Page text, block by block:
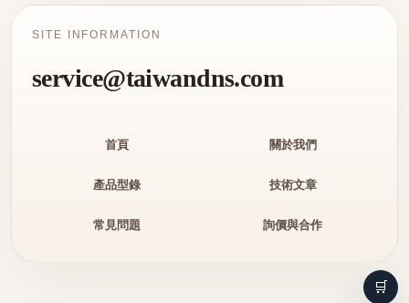
SITE INFORMATION
service@taiwandns.com
首頁 關於我們
產品型錄 技術文章
常見問題 詢價與合作
🛒